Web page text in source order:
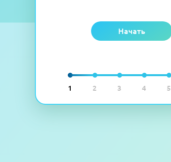
1 2 3 4 5
Начать